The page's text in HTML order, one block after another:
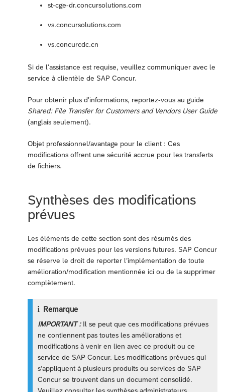
st-cge-dr.concursolutions.com
vs.concursolutions.com
vs.concurcdc.cn
Si de l'assistance est requise, veuillez communiquer avec le
service à clientèle de SAP Concur.
Pour obtenir plus d'informations, reportez-vous au guide
Shared: File Transfer for Customers and Vendors User Guide
(anglais seulement).
Objet professionnel/avantage pour le client : Ces
modifications offrent une sécurité accrue pour les transferts
de fichiers.
Synthèses des modifications
prévues
Les éléments de cette section sont des résumés des
modifications prévues pour les versions futures. SAP Concur
se réserve le droit de reporter l’implémentation de toute
amélioration/modification mentionnée ici ou de la supprimer
complètement.
Remarque
IMPORTANT :Il se peut que ces modifications prévues
ne contiennent pas toutes les améliorations et
modifications à venir en lien avec ce produit ou ce
service de SAP Concur. Les modifications prévues qui
s’appliquent à plusieurs produits ou services de SAP
Concur se trouvent dans un document consolidé.